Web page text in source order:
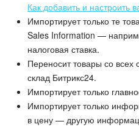
Как добавить и настроить
Импортирует только те
Sales Information —
налоговая ставка.
Переносит товары со всех
склад Битрикс24.
Импортирует только
Импортирует только
в цену — другую